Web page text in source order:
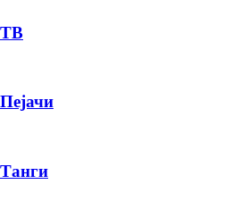
ТВ
Пејачи
Танги